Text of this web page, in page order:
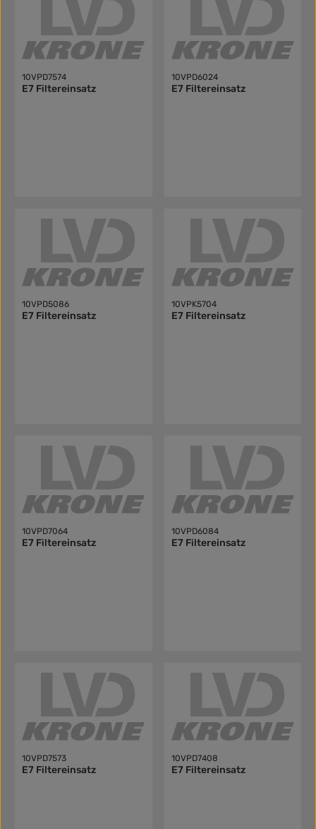
10VPD7574
E7 Filtereinsatz
10VPD6024
E7 Filtereinsatz
10VPD5086
E7 Filtereinsatz
10VPK5704
E7 Filtereinsatz
10VPD7064
E7 Filtereinsatz
10VPD6084
E7 Filtereinsatz
10VPD7573
E7 Filtereinsatz
10VPD7408
E7 Filtereinsatz